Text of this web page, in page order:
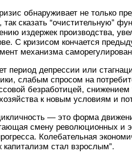
обнаруживает не только
сказать “очистительную”
издержек производства,
С кризисом кончается
механизма
период депрессии или
слабым спросом на
безработицей,
к новым условиям и
— это форма
смену революционных и
Колебательная
капитализм стал взрослым”.